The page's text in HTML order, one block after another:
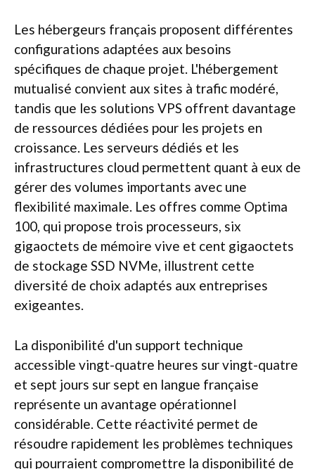
Les hébergeurs français proposent différentes
configurations adaptées aux besoins
spécifiques de chaque projet. L'hébergement
mutualisé convient aux sites à trafic modéré,
tandis que les solutions VPS offrent davantage
de ressources dédiées pour les projets en
croissance. Les serveurs dédiés et les
infrastructures cloud permettent quant à eux de
gérer des volumes importants avec une
flexibilité maximale. Les offres comme Optima
100, qui propose trois processeurs, six
gigaoctets de mémoire vive et cent gigaoctets
de stockage SSD NVMe, illustrent cette
diversité de choix adaptés aux entreprises
exigeantes.
La disponibilité d'un support technique
accessible vingt-quatre heures sur vingt-quatre
et sept jours sur sept en langue française
représente un avantage opérationnel
considérable. Cette réactivité permet de
résoudre rapidement les problèmes techniques
qui pourraient compromettre la disponibilité de